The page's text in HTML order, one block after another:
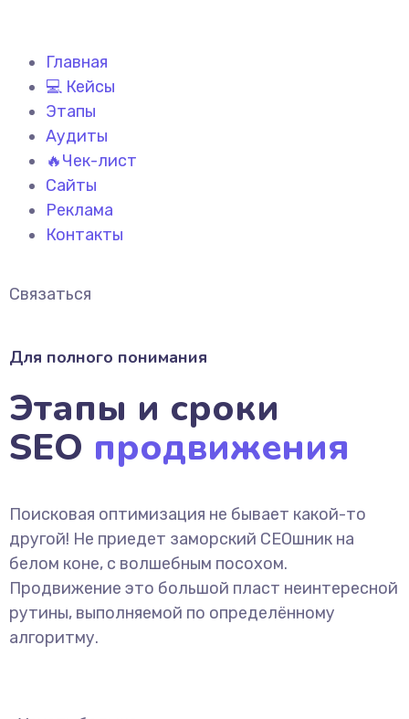
Главная
💻 Кейсы
Этапы
Аудиты
🔥Чек-лист
Сайты
Реклама
Контакты
Связаться
Для полного понимания
Этапы и сроки
SEO продвижения
Поисковая оптимизация не бывает какой-то
другой! Не приедет заморский СЕОшник на
белом коне, с волшебным посохом.
Продвижение это большой пласт неинтересной
рутины, выполняемой по определённому
алгоритму.